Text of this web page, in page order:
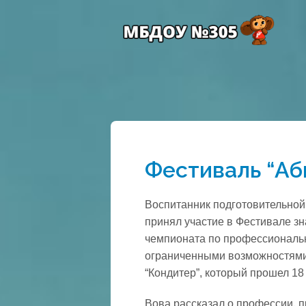
Фестиваль
Воспитанник
принял участие в Фестивале
чемпионата по
ограниченными
“Кондитер”, который прошел
Вова рассказал о профессии,